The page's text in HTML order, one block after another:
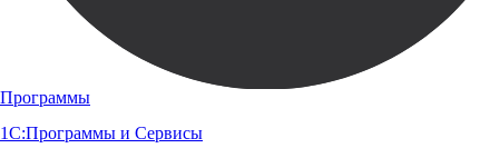
Программы
1С:Программы и Сервисы